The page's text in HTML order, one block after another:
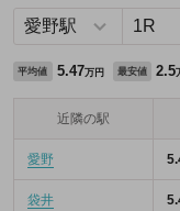
平均値 5.47万円 最安値 2.5
近隣の駅
愛野
袋井